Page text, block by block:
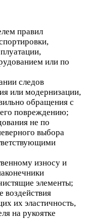
правил
или по
следов
или модернизации,
обращения с
повреждению;
не по
выбора
износу и
элементы;
воздействия
их эластичность,
на рукоятке